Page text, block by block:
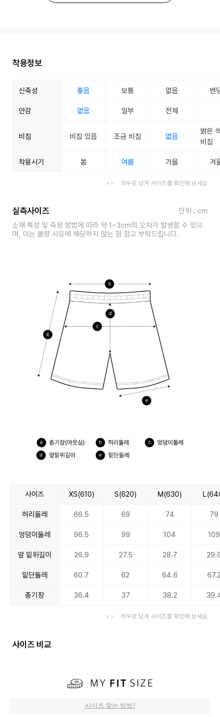
착용정보
신축성 좋음 보통 없음 밴
안감 없음 일부 전체
비침 비침 있음 조금 비침 없음
밝은
비침
착용시기 봄 여름 가을 겨
좌우로 넘겨 사이즈를 확인해 보세요
실측사이즈
단위 : cm
소재 특성 및 측정 방법에 따라 약 1~3cm의 오차가 발생할 수 있으
며, 이는 불량 사유에 해당하지 않는 점 참고 부탁드립니다.
사이즈 XS(610) S(620) M(630)
허리둘레 66.5 69 74 79
엉덩이둘레 96.5 99 104 109
앞 밑위길이 26.9 27.5 28.7
밑단둘레 60.7 62 64.6
총기장 36.4 37 38.2
좌우로 넘겨 사이즈를 확인해 보세요
사이즈 비교